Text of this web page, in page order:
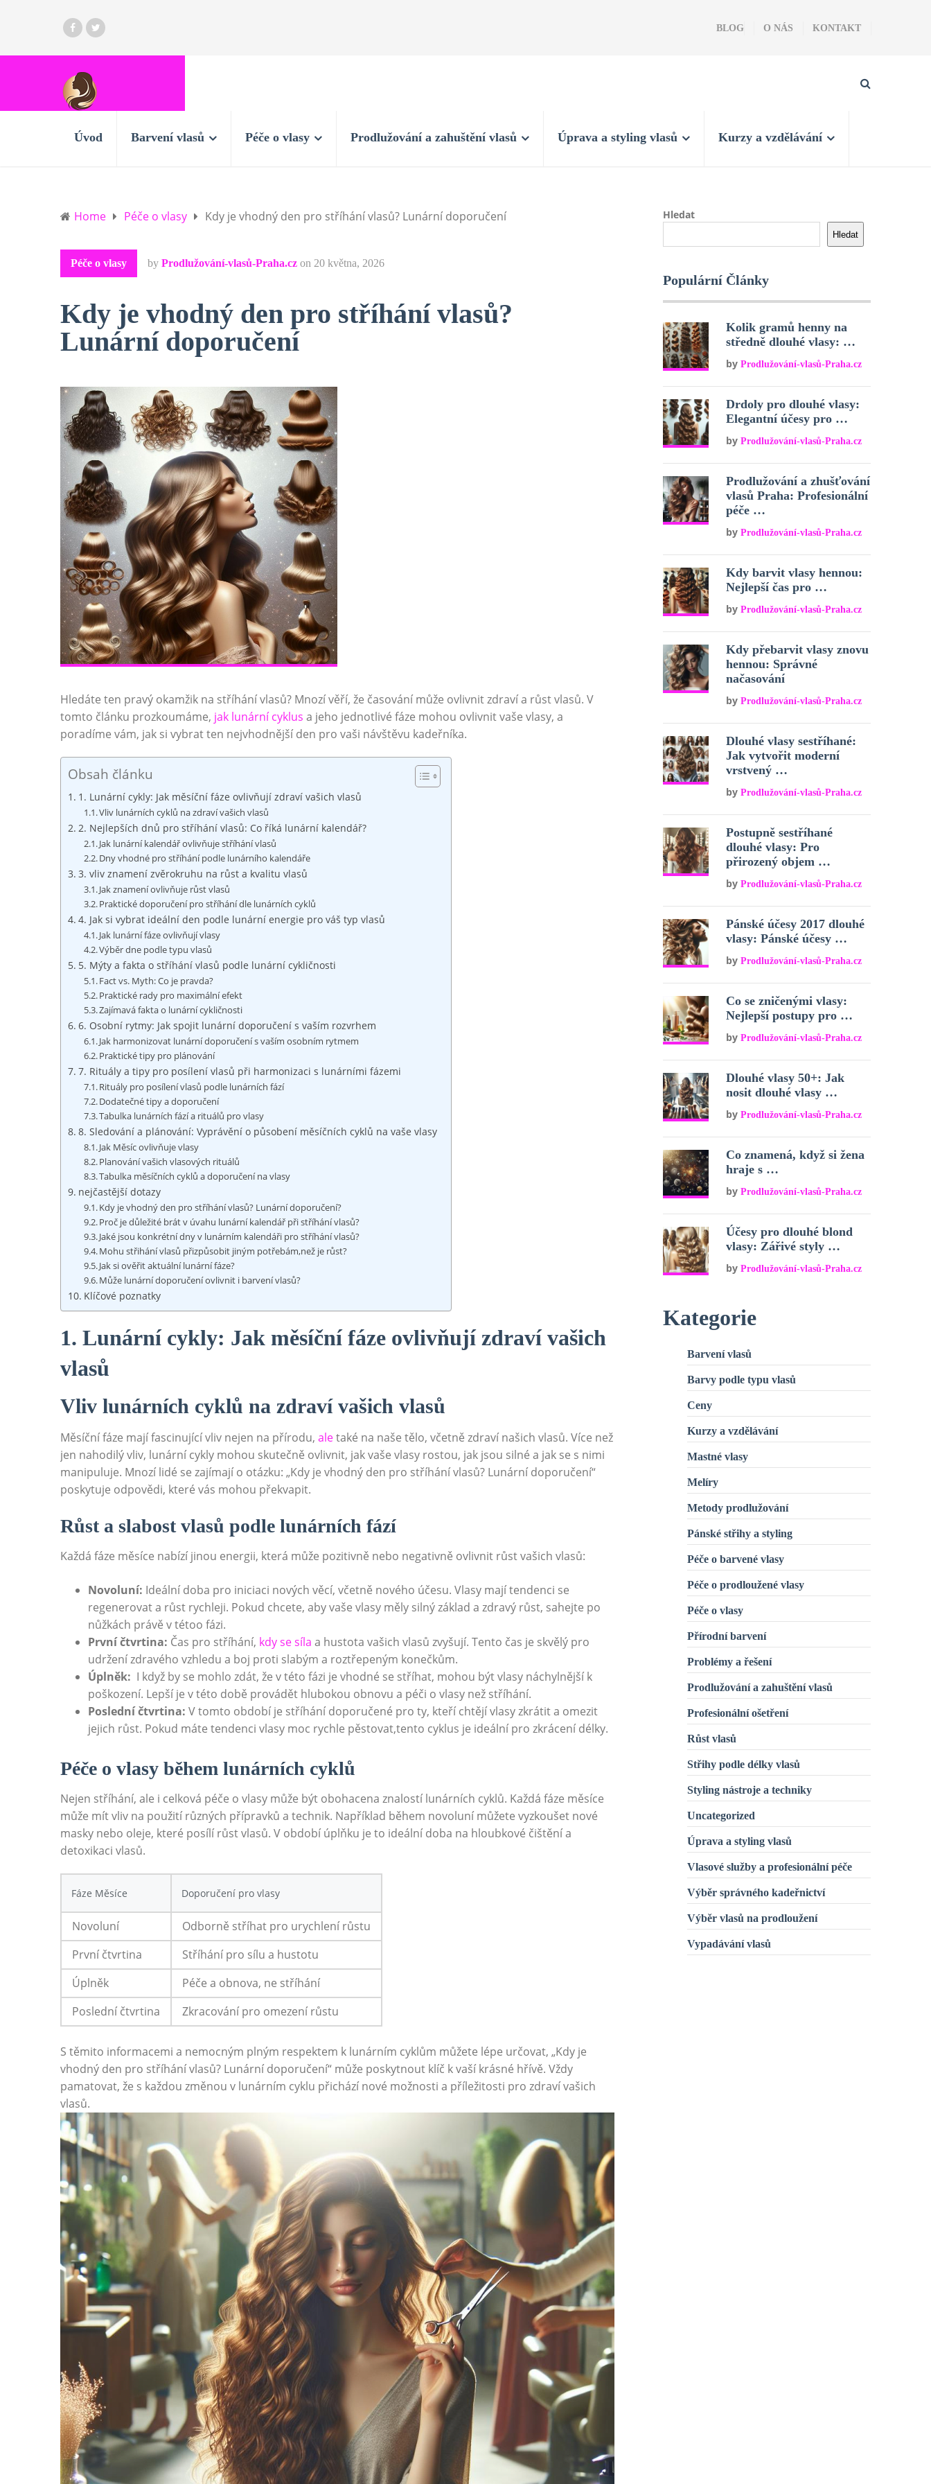
BLOG O NÁS KONTAKT
Úvod Barvení vlasů Péče o vlasy Prodlužování a zahuštění vlasů Úprava a styling vlasů Kurzy a vzdělávání
Home Péče o vlasy Kdy je vhodný den pro stříhání vlasů? Lunární doporučení
Péče o vlasy by Prodlužování-vlasů-Praha.cz on 20 května, 2026
Kdy je vhodný den pro stříhání vlasů?
Lunární doporučení
Hledáte ⁤ten pravý okamžik na stříhání vlasů? Mnozí věří, že časování​ může ​ovlivnit zdraví⁢ a ‌růst ⁢vlasů. V
tomto článku prozkoumáme, ⁢ jak lunární cyklus a‍ jeho‌ jednotlivé⁤ fáze mohou ​ovlivnit vaše vlasy, a
poradíme vám, jak si‍ vybrat‌ ten nejvhodnější ⁤den pro vaši⁣ návštěvu kadeřníka.
Obsah článku
1. Lunární cykly: ⁢Jak měsíční fáze ovlivňují zdraví vašich​ vlasů
Vliv lunárních cyklů na zdraví vašich⁤ vlasů
2. ⁣Nejlepších⁢ dnů pro stříhání‌ vlasů: Co říká lunární kalendář?
Jak lunární⁤ kalendář ovlivňuje stříhání vlasů
Dny ​vhodné pro stříhání ⁢podle ⁤lunárního⁤ kalendáře
3. vliv⁣ znamení‍ zvěrokruhu na růst a kvalitu vlasů
Jak⁢ znamení ovlivňuje růst vlasů
Praktické doporučení pro stříhání dle lunárních cyklů
4. ‍Jak si vybrat ideální den podle lunární energie pro váš typ vlasů
Jak lunární ⁢fáze ovlivňují vlasy
Výběr dne podle typu vlasů
5. Mýty a fakta o stříhání vlasů podle‍ lunární cykličnosti
Fact vs. Myth: Co je⁣ pravda?
Praktické rady pro maximální‌ efekt
Zajímavá fakta o lunární cykličnosti
6.⁣ Osobní rytmy: ⁤Jak⁢ spojit lunární doporučení s⁢ vaším​ rozvrhem
Jak harmonizovat lunární doporučení s vaším osobním rytmem
Praktické tipy pro plánování
7. Rituály a tipy ‌pro posílení vlasů⁢ při harmonizaci s lunárními fázemi
Rituály ​pro posílení vlasů podle ​lunárních fází
Dodatečné tipy a doporučení
Tabulka ‍lunárních fází​ a rituálů pro vlasy
8. ⁤Sledování‌ a plánování: Vyprávění o‍ působení měsíčních⁢ cyklů na vaše vlasy
Jak Měsíc ovlivňuje vlasy
Planování vašich‌ vlasových rituálů
Tabulka⁣ měsíčních cyklů ​a doporučení na vlasy
nejčastější dotazy
Kdy je vhodný den pro stříhání vlasů? Lunární​ doporučení?
Proč⁣ je důležité brát v ‌úvahu lunární kalendář‍ při stříhání ⁢vlasů?
Jaké ⁤jsou konkrétní dny v lunárním kalendáři pro ⁢stříhání vlasů?
Mohu ⁢střihání ⁢vlasů přizpůsobit jiným ​potřebám,než ⁣je růst?
Jak si ověřit aktuální ⁤lunární fáze?
Může lunární doporučení ovlivnit i barvení ⁢vlasů?
Klíčové poznatky
1. Lunární cykly: ⁢Jak měsíční fáze ovlivňují zdraví vašich​
vlasů
Vliv lunárních cyklů na zdraví vašich⁤ vlasů
Měsíční⁣ fáze mají ⁣fascinující vliv nejen na ‍přírodu,​ ale⁢také na​ naše tělo, ⁤včetně zdraví našich vlasů.​ Více než
jen‌ nahodilý vliv, lunární cykly mohou skutečně ovlivnit, jak vaše vlasy rostou, jak jsou silné ​a jak se s nimi
manipuluje. Mnozí ‍lidé⁣ se zajímají‍ o otázku: „Kdy ‍je vhodný den​ pro stříhání vlasů? ‌Lunární doporučení“
poskytuje odpovědi, které vás mohou⁤ překvapit.
Růst a slabost​ vlasů podle lunárních fází
Každá fáze měsíce nabízí jinou⁢ energii, která‍ může pozitivně nebo‌ negativně ovlivnit růst vašich vlasů:
Novoluní: Ideální doba ⁣pro iniciaci nových‌ věcí, ⁤včetně ⁢nového účesu.⁢ Vlasy mají tendenci se
regenerovat a růst rychleji. Pokud⁤ chcete, aby vaše⁣ vlasy měly silný základ a zdravý ‌růst, sahejte po
nůžkách právě‍ v tétoo fázi.
První‌ čtvrtina: Čas⁢ pro stříhání, kdy se síla a hustota vašich vlasů zvyšují. Tento ‌čas je ​skvělý pro ​
udržení zdravého vzhledu a boj proti slabým⁣ a roztřepeným konečkům.
Úplněk: ‍ I ‍když by se mohlo zdát, ⁣že v této​ fázi je vhodné ‌se stříhat, mohou být‌ vlasy ​náchylnější k
poškození. ​Lepší ⁢je v této době provádět hlubokou obnovu a péči o vlasy ‌než⁢ stříhání.
Poslední čtvrtina: V tomto‌ období je stříhání doporučené pro ty, ‌kteří chtějí vlasy zkrátit a omezit
⁢jejich růst. Pokud máte‌ tendenci vlasy moc rychle pěstovat,tento cyklus je⁢ ideální pro zkrácení délky.
Péče o⁢ vlasy během lunárních cyklů
Nejen stříhání, ale i celková péče o vlasy ‍může být ⁣obohacena znalostí lunárních cyklů. Každá fáze měsíce
‍může mít⁣ vliv na použití různých přípravků a technik. Například během⁢ novoluní můžete vyzkoušet nové
masky nebo oleje, které posílí ‌růst vlasů. ‌V⁣ období⁤ úplňku⁢ je‌ to ideální doba na ‌hloubkové čištění a
detoxikaci‍ vlasů.
Fáze Měsíce Doporučení pro vlasy
Novoluní
Odborně stříhat pro urychlení růstu
První čtvrtina
Stříhání pro sílu ⁣a ⁢hustotu
Úplněk
Péče a obnova, ne stříhání
Poslední čtvrtina
Zkracování pro​ omezení ⁣růstu
S těmito informacemi a nemocným⁣ plným respektem k lunárním cyklům můžete ⁢lépe ‌určovat, ⁤„Kdy ‌je
vhodný⁤ den pro ​stříhání vlasů? Lunární doporučení“ může poskytnout‌ klíč k vaší krásné hřívě. Vždy⁢
pamatovat, že‌ s ​každou změnou v lunárním ⁣cyklu⁢ přichází‌ nové možnosti a⁢ příležitosti ‍pro ‍zdraví vašich
vlasů.
Hledat
Hledat
Populární Články
Kolik gramů henny na
středně dlouhé vlasy: …
byProdlužování-vlasů-Praha.cz
Drdoly pro dlouhé vlasy:
Elegantní účesy pro …
byProdlužování-vlasů-Praha.cz
Prodlužování a zhušťování
vlasů Praha: Profesionální
péče …
byProdlužování-vlasů-Praha.cz
Kdy barvit vlasy hennou:
Nejlepší čas pro …
byProdlužování-vlasů-Praha.cz
Kdy přebarvit vlasy znovu
hennou: Správné
načasování
byProdlužování-vlasů-Praha.cz
Dlouhé vlasy sestříhané:
Jak vytvořit moderní
vrstvený …
byProdlužování-vlasů-Praha.cz
Postupně sestříhané
dlouhé vlasy: Pro
přirozený objem …
byProdlužování-vlasů-Praha.cz
Pánské účesy 2017 dlouhé
vlasy: Pánské účesy …
byProdlužování-vlasů-Praha.cz
Co se zničenými vlasy:
Nejlepší postupy pro …
byProdlužování-vlasů-Praha.cz
Dlouhé vlasy 50+: Jak
nosit dlouhé vlasy …
byProdlužování-vlasů-Praha.cz
Co znamená, když si žena
hraje s …
byProdlužování-vlasů-Praha.cz
Účesy pro dlouhé blond
vlasy: Zářivé styly …
byProdlužování-vlasů-Praha.cz
Kategorie
Barvení vlasů
Barvy podle typu vlasů
Ceny
Kurzy a vzdělávání
Mastné vlasy
Melíry
Metody prodlužování
Pánské střihy a styling
Péče o barvené vlasy
Péče o prodloužené vlasy
Péče o vlasy
Přírodní barvení
Problémy a řešení
Prodlužování a zahuštění vlasů
Profesionální ošetření
Růst vlasů
Střihy podle délky vlasů
Styling nástroje a techniky
Uncategorized
Úprava a styling vlasů
Vlasové služby a profesionální péče
Výběr správného kadeřnictví
Výběr vlasů na prodloužení
Vypadávání vlasů